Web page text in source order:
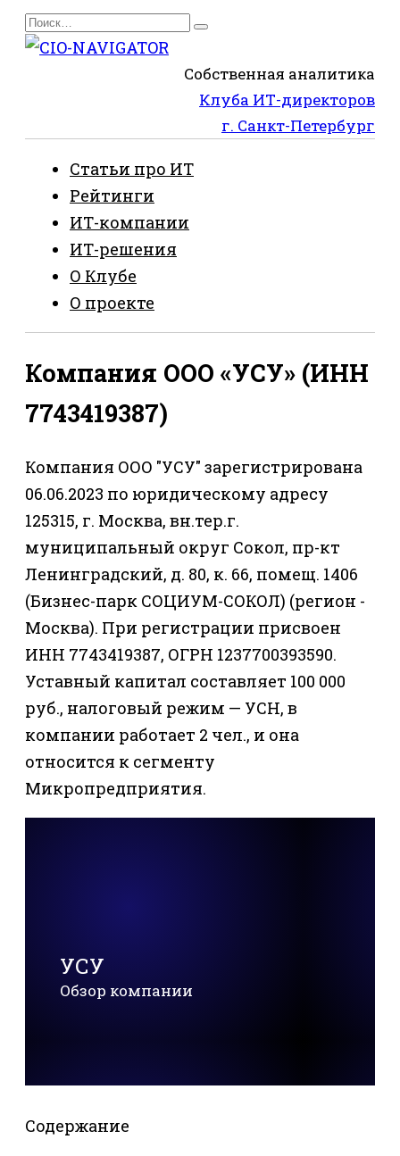
Перейти
к
Search
for:
Собственная аналитика
Клуба ИТ-директоров
г. Санкт-Петербург
Статьи про ИТ
Рейтинги
ИТ-компании
ИТ-решения
О Клубе
О проекте
Компания ООО «УСУ» (ИНН
7743419387)
Компания ООО "УСУ" зарегистрирована
06.06.2023 по юридическому адресу
125315, г. Москва, вн.тер.г.
муниципальный округ Сокол, пр-кт
Ленинградский, д. 80, к. 66, помещ. 1406
(Бизнес-парк СОЦИУМ-СОКОЛ) (регион -
Москва). При регистрации присвоен
ИНН 7743419387, ОГРН 1237700393590.
Уставный капитал составляет 100 000
руб., налоговый режим — УСН, в
компании работает 2 чел., и она
относится к сегменту
Микропредприятия.
УСУ
Обзор компании
Содержание